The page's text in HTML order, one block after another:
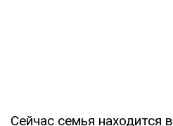
Сейчас семья находится